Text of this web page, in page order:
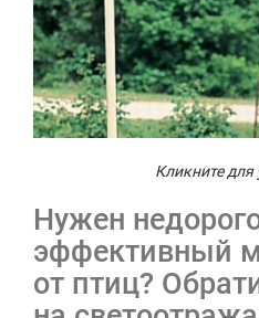
Кликните для
Нужен
эффективный
от птиц?